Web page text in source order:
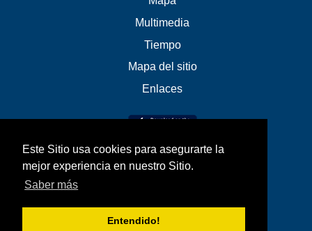
Este Sitio usa cookies para asegurarte la
mejor experiencia en nuestro Sitio.
Saber más
Entendido!
Multimedia
Tiempo
Mapa del sitio
Enlaces